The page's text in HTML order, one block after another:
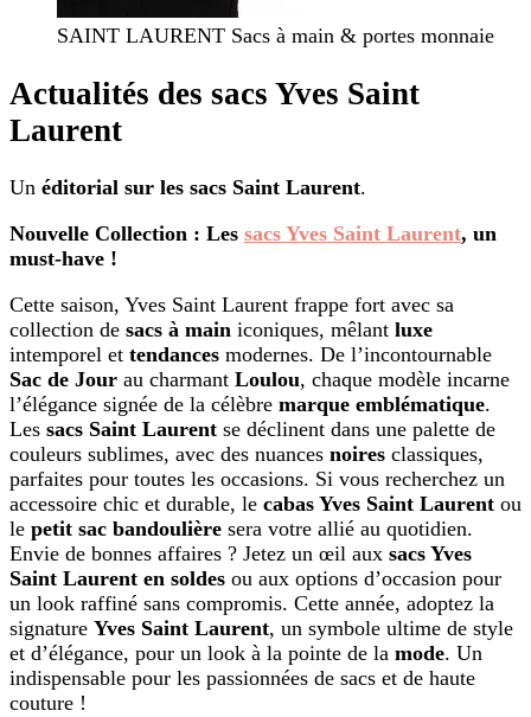
SAINT LAURENT Sacs à main & portes monnaie
Actualités des sacs Yves Saint
Laurent
Un éditorial sur les sacs Saint Laurent.
Nouvelle Collection : Les sacs Yves Saint Laurent, un
must-have !
Cette saison, Yves Saint Laurent frappe fort avec sa
collection de sacs à main iconiques, mêlant luxe
intemporel et tendances modernes. De l’incontournable
Sac de Jour au charmant Loulou, chaque modèle incarne
l’élégance signée de la célèbre marque emblématique.
Les sacs Saint Laurent se déclinent dans une palette de
couleurs sublimes, avec des nuances noires classiques,
parfaites pour toutes les occasions. Si vous recherchez un
accessoire chic et durable, le cabas Yves Saint Laurent ou
le petit sac bandoulière sera votre allié au quotidien.
Envie de bonnes affaires ? Jetez un œil aux sacs Yves
Saint Laurent en soldes ou aux options d’occasion pour
un look raffiné sans compromis. Cette année, adoptez la
signature Yves Saint Laurent, un symbole ultime de style
et d’élégance, pour un look à la pointe de la mode. Un
indispensable pour les passionnées de sacs et de haute
couture !